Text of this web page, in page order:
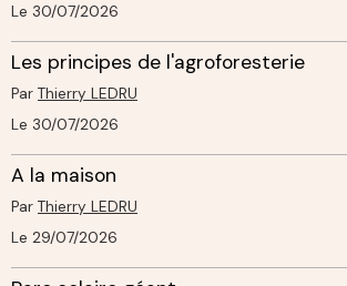
Le 30/07/2026
Les principes de l'agroforesterie
Par Thierry LEDRU
Le 30/07/2026
A la maison
Par Thierry LEDRU
Le 29/07/2026